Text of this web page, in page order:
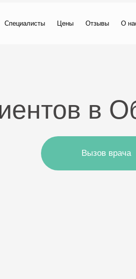
Специалисты Цены Отзывы О
в
Вызов врача